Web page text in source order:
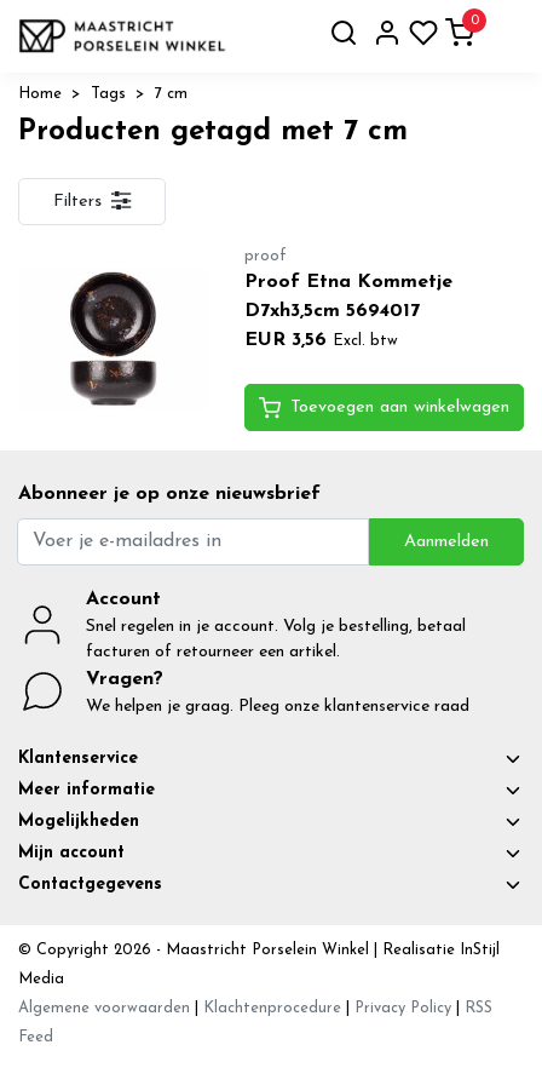
0
Home Tags 7 cm
Producten getagd met 7 cm
Filters
proof
Proof Etna Kommetje
D7xh3,5cm 5694017
EUR 3,56
Excl. btw
Toevoegen aan winkelwagen
Abonneer je op onze nieuwsbrief
Aanmelden
Account
Snel regelen in je account. Volg je bestelling, betaal
facturen of retourneer een artikel.
Vragen?
We helpen je graag. Pleeg onze klantenservice raad
Klantenservice
Meer informatie
Mogelijkheden
Mijn account
Contactgegevens
© Copyright 2026 - Maastricht Porselein Winkel | Realisatie InStijl
Media
Algemene voorwaarden
Klachtenprocedure Privacy Policy
RSS
Feed